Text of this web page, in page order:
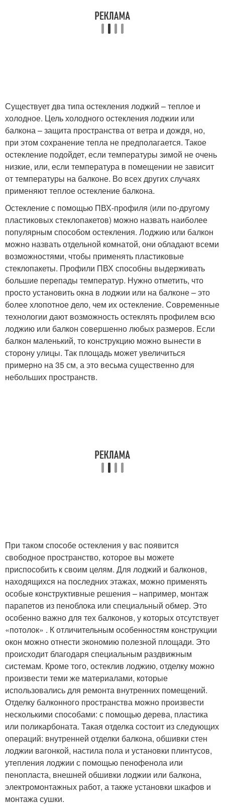
Существует два типа остекления лоджий – теплое и
холодное. Цель холодного остекления лоджии или
балкона – защита пространства от ветра и дождя, но,
при этом сохранение тепла не предполагается. Такое
остекление подойдет, если температуры зимой не очень
низкие, или, если температура в помещении не зависит
от температуры на балконе. Во всех других случаях
применяют теплое остекление балкона.
Остекление с помощью ПВХ-профиля (или по-другому
пластиковых стеклопакетов) можно назвать наиболее
популярным способом остекления. Лоджию или балкон
можно назвать отдельной комнатой, они обладают всеми
возможностями, чтобы применять пластиковые
стеклопакеты. Профили ПВХ способны выдерживать
большие перепады температур. Нужно отметить, что
просто установить окна в лоджии или на балконе – это
более хлопотное дело, чем их остекление. Современные
технологии дают возможность остеклять профилем всю
лоджию или балкон совершенно любых размеров. Если
балкон маленький, то конструкцию можно вынести в
сторону улицы. Так площадь может увеличиться
примерно на 35 см, а это весьма существенно для
небольших пространств.
При таком способе остекления у вас появится
свободное пространство, которое вы можете
приспособить к своим целям. Для лоджий и балконов,
находящихся на последних этажах, можно применять
особые конструктивные решения – например, монтаж
парапетов из пеноблока или специальный обмер. Это
особенно важно для тех балконов, у которых отсутствует
«потолок» . К отличительным особенностям конструкции
окон можно отнести экономию полезной площади. Это
происходит благодаря специальным раздвижным
системам. Кроме того, остеклив лоджию, отделку можно
произвести теми же материалами, которые
использовались для ремонта внутренних помещений.
Отделку балконного пространства можно произвести
несколькими способами: с помощью дерева, пластика
или поликарбоната. Такая отделка состоит из следующих
операций: внутренней отделки балкона, обшивки стен
лоджии вагонкой, настила пола и установки плинтусов,
утепления лоджии с помощью пенофенола или
пенопласта, внешней обшивки лоджии или балкона,
электромонтажных работ, а также установки шкафов и
монтажа сушки.